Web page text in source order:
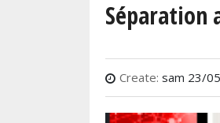
Séparation
Create: sam 23/